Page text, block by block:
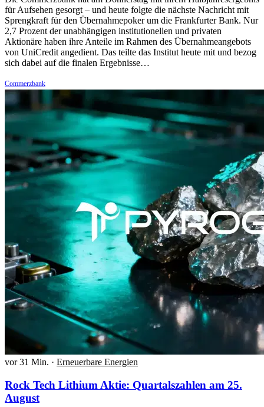
für Aufsehen gesorgt – und heute folgte die nächste Nachricht mit
Sprengkraft für den Übernahmepoker um die Frankfurter Bank. Nur
2,7 Prozent der unabhängigen institutionellen und privaten
Aktionäre haben ihre Anteile im Rahmen des Übernahmeangebots
von UniCredit angedient. Das teilte das Institut heute mit und bezog
sich dabei auf die finalen Ergebnisse…
Commerzbank
vor 31 Min. · Erneuerbare Energien
Rock Tech Lithium Aktie: Quartalszahlen am 25.
August